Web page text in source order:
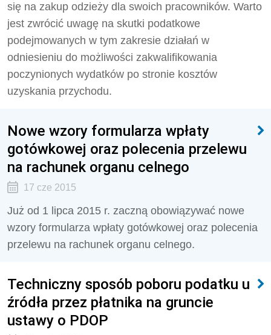
się na zakup odzieży dla swoich pracowników. Warto
jest zwrócić uwagę na skutki podatkowe
podejmowanych w tym zakresie działań w
odniesieniu do możliwości zakwalifikowania
poczynionych wydatków po stronie kosztów
uzyskania przychodu.
Nowe wzory formularza wpłaty
gotówkowej oraz polecenia przelewu
na rachunek organu celnego
17 cze 2015
Już od 1 lipca 2015 r. zaczną obowiązywać nowe
wzory formularza wpłaty gotówkowej oraz polecenia
przelewu na rachunek organu celnego.
Techniczny sposób poboru podatku u
źródła przez płatnika na gruncie
ustawy o PDOP